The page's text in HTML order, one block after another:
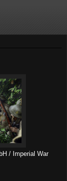
/ Imperial War